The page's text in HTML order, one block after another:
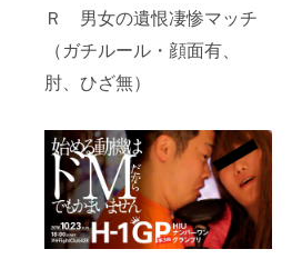
Ｒ 男女の遺恨凄惨マッチ
（ガチルール・顔面有、
肘、ひざ無）